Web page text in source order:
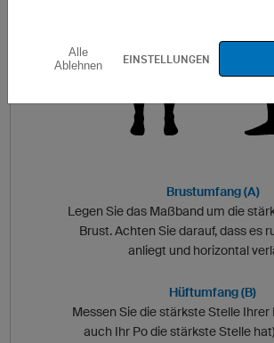
Brustumfang (A)
Legen Sie das Maßband um die
Brust. Achten Sie darauf, dass es
anliegt und horizontal
Hüftumfang (B)
Messen Sie die stärkste Stelle Ihrer
auch Ihr Po die stärkste Stelle
Alle
Ablehnen
EINSTELLUNGEN